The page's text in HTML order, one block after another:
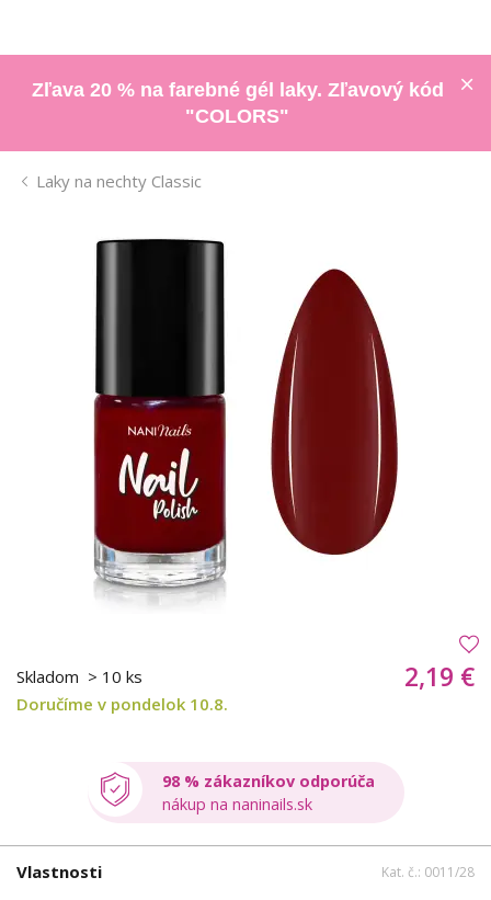
Zľava 20 % na farebné gél laky. Zľavový kód
"COLORS"
Laky na nechty Classic
Skladom > 10 ks
Doručíme v pondelok 10.8.
2,19 €
98 % zákazníkov odporúča
nákup na naninails.sk
Vlastnosti Kat. č.: 0011/28